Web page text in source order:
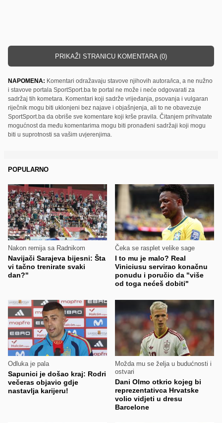
PRIKAŽI STRANICU KOMENTARA (0)
NAPOMENA: Komentari odražavaju stavove njihovih autora/ica, a ne nužno
i stavove portala SportSport.ba te portal ne može i neće odgovarati za
sadržaj tih kometara. Komentari koji sadrže vrijeđanja, psovanja i vulgaran
riječnik mogu biti uklonjeni bez najave i objašnjenja, ali to ne obavezuje
SportSport.ba da obriše sve komentare koji krše pravila. Čitanjem prihvatate
mogućnost da među komentarima mogu biti pronađeni sadržaji koji mogu
biti u suprotnosti sa vašim uvjerenjima.
POPULARNO
Nakon remija sa Radnikom
Navijači Sarajeva bijesni: Šta
vi tačno trenirate svaki
dan?"
Čeka se rasplet velike sage
I to mu je malo? Real
Viniciusu servirao konačnu
ponudu i poručio da "više
od toga nećeš dobiti"
Odluka je pala
Sapunici je došao kraj: Rodri
večeras objavio gdje
nastavlja karijeru!
Možda mu se želja u budućnosti i
ostvari
Dani Olmo otkrio kojeg bi
reprezentativca Hrvatske
volio vidjeti u dresu
Barcelone